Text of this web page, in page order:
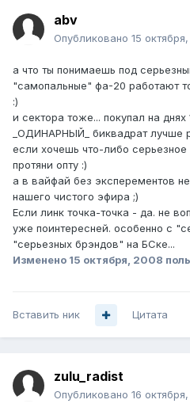
abv
Опубликовано 15
а что ты понимаешь под
"самопальные" фа-20 работают
:)
и сектора тоже... покупал на днях
_ОДИНАРНЫЙ_ биквадрат лучше
если хочешь что-либо серьезное
протяни опту :)
а в вайфай без эксперементов
нашего чистого эфира ;)
Если линк точка-точка - да. не
уже поинтересней. особенно с
"серьезных брэндов" на БСке...
Изменено 15 октября, 2008
Вставить ник Цитата
zulu_radist
Опубликовано 16